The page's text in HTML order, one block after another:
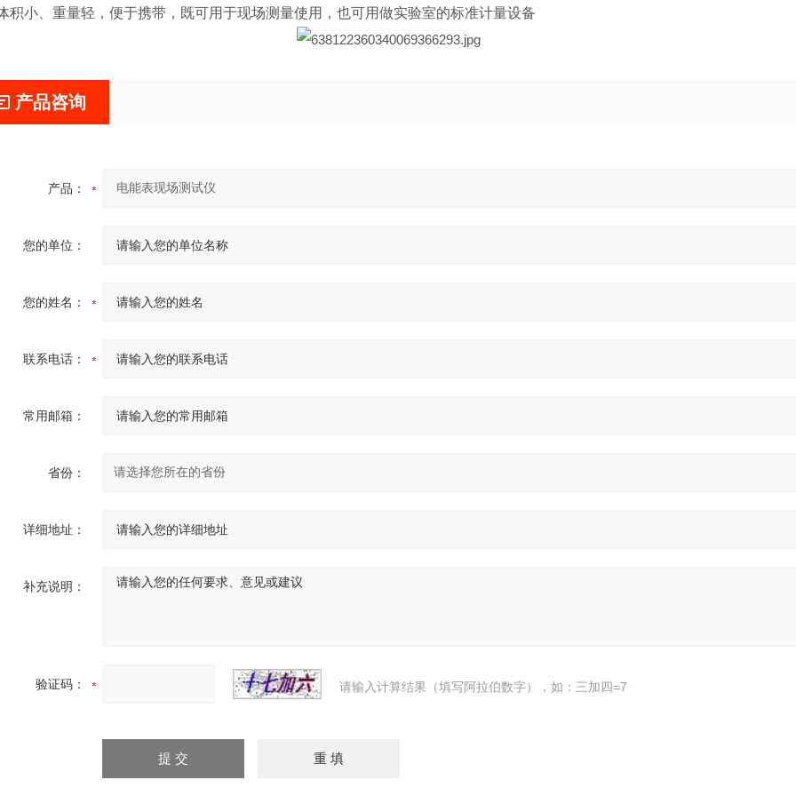
积小、重量轻，便于携带，既可用于现场测量使用，也可用做实验室的标准计量设备
产品咨询
产品：
您的单位：
您的姓名：
联系电话：
常用邮箱：
省份：
详细地址：
补充说明：
验证码： 请输入计算结果（填写阿拉伯数字），如：三加四=7